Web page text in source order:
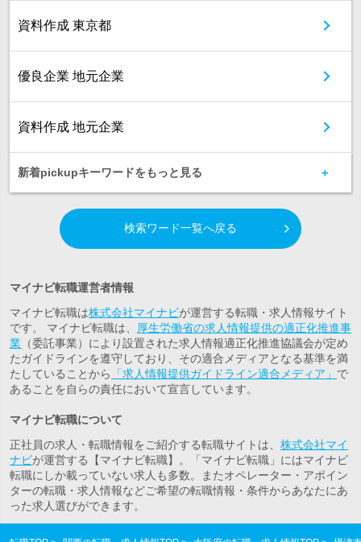
資料作成 東京都
優良企業 地元企業
資料作成 地元企業
新着pickupキーワードをもっと見る
検索ワード一覧へ戻る
マイナビ転職運営者情報
マイナビ転職は株式会社マイナビが運営する転職・求人情報サイト
です。 マイナビ転職は、
厚生労働省の求人情報提供の適正化推進事
業 （委託事業）により設置された求人情報適正化推進協議会が定め
たガイドラインを遵守しており、その適合メディアとなる基準を満
たしていることから
「求人情報提供ガイドライン適合メディア」 で
あることを自らの責任において宣言しています。
マイナビ転職について
正社員の求人・転職情報をご紹介する転職サイトは、 株式会社マイ
ナビが運営する【マイナビ転職】。「マイナビ転職」にはマイナビ
転職にしか載っていない求人も多数。またオペレーター・アポイン
ターの転職・求人情報などご希望の転職情報・条件からあなたにあ
った求人選びができます。